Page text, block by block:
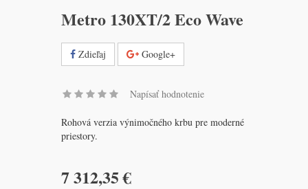
Metro 130XT/2 Eco Wave
Zdieľaj Google+
Napísať hodnotenie
Rohová verzia výnimočného krbu pre moderné
priestory.
7 312,35 €